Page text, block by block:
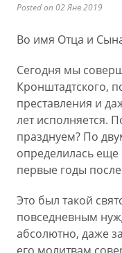
Posted on 02 Янв 2019
Во имя Отца и
Сегодня мы
Кронштадтского,
преставления и
лет исполняется.
празднуем? По
определилась еще
первые годы
Это был такой
повседневным
абсолютно, даже